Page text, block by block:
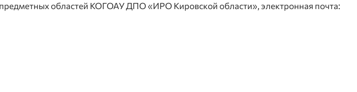
областей КОГОАУ ДПО «ИРО Кировской области», электронная почта: